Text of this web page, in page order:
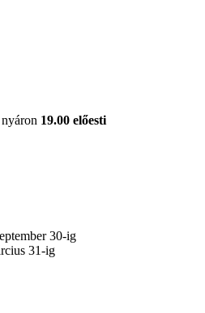
nyáron 19.00 előesti
30-ig
31-ig